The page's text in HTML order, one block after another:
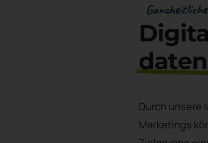
Ganzheitliche
Durch unsere
Marketings